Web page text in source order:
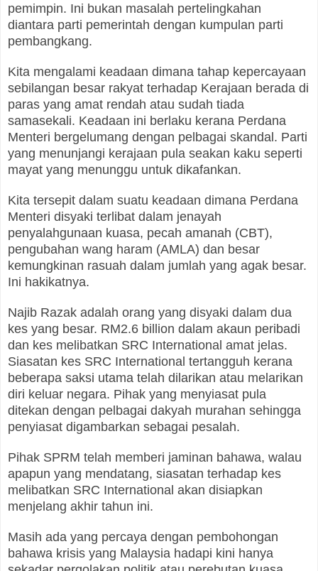
pemimpin. Ini bukan masalah pertelingkahan
diantara parti pemerintah dengan kumpulan parti
pembangkang.
Kita mengalami keadaan dimana tahap kepercayaan
sebilangan besar rakyat terhadap Kerajaan berada di
paras yang amat rendah atau sudah tiada
samasekali. Keadaan ini berlaku kerana Perdana
Menteri bergelumang dengan pelbagai skandal. Parti
yang menunjangi kerajaan pula seakan kaku seperti
mayat yang menunggu untuk dikafankan.
Kita tersepit dalam suatu keadaan dimana Perdana
Menteri disyaki terlibat dalam jenayah
penyalahgunaan kuasa, pecah amanah (CBT),
pengubahan wang haram (AMLA) dan besar
kemungkinan rasuah dalam jumlah yang agak besar.
Ini hakikatnya.
Najib Razak adalah orang yang disyaki dalam dua
kes yang besar. RM2.6 billion dalam akaun peribadi
dan kes melibatkan SRC International amat jelas.
Siasatan kes SRC International tertangguh kerana
beberapa saksi utama telah dilarikan atau melarikan
diri keluar negara. Pihak yang menyiasat pula
ditekan dengan pelbagai dakyah murahan sehingga
penyiasat digambarkan sebagai pesalah.
Pihak SPRM telah memberi jaminan bahawa, walau
apapun yang mendatang, siasatan terhadap kes
melibatkan SRC International akan disiapkan
menjelang akhir tahun ini.
Masih ada yang percaya dengan pembohongan
bahawa krisis yang Malaysia hadapi kini hanya